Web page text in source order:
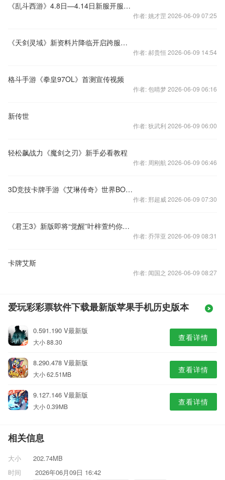
《乱斗西游》4.8日—4.14日新服开服公告
作者: 姚才罡 2026-06-09 07:25
《天剑灵域》新资料片降临开启跨服战王者之路
作者: 郝贵恒 2026-06-09 14:54
格斗手游《拳皇97OL》首测宣传视频
作者: 包晴梦 2026-06-09 06:16
新传世
作者: 狄武利 2026-06-09 06:00
轻松飙战力《魔剑之刃》新手必看教程
作者: 周刚航 2026-06-09 06:46
3D竞技卡牌手游《艾琳传奇》世界BOSS视频
作者: 邢超威 2026-06-09 07:30
《君王3》新版即将“觉醒”叶梓萱约你来玩
作者: 乔萍亚 2026-06-09 08:31
卡牌艾斯
作者: 闻国之 2026-06-09 08:27
爱玩彩彩票软件下载最新版苹果手机历史版本
0.591.190 V最新版
大小 88.30 查看详情
8.290.478 V最新版
大小 62.51MB 查看详情
9.127.146 V最新版
大小 0.39MB 查看详情
相关信息
大小
202.74MB
时间
2026年06月09日 16:42